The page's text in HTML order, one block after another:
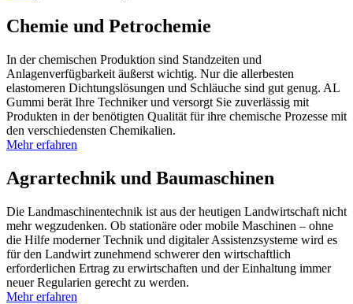
Chemie und Petrochemie
In der chemischen Produktion sind Standzeiten und
Anlagenverfügbarkeit äußerst wichtig. Nur die allerbesten
elastomeren Dichtungslösungen und Schläuche sind gut genug. AL
Gummi berät Ihre Techniker und versorgt Sie zuverlässig mit
Produkten in der benötigten Qualität für ihre chemische Prozesse mit
den verschiedensten Chemikalien.
Mehr erfahren
Agrartechnik und Baumaschinen
Die Landmaschinentechnik ist aus der heutigen Landwirtschaft nicht
mehr wegzudenken. Ob stationäre oder mobile Maschinen – ohne
die Hilfe moderner Technik und digitaler Assistenzsysteme wird es
für den Landwirt zunehmend schwerer den wirtschaftlich
erforderlichen Ertrag zu erwirtschaften und der Einhaltung immer
neuer Regularien gerecht zu werden.
Mehr erfahren